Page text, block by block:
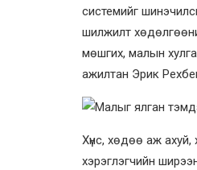
системийг
шилжилт
мөшгих, малын
ажилтан Эрик
Хүнс, хөдөө аж ахуй,
хэрэглэгчийн